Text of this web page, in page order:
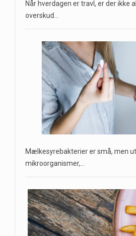
Når hverdagen er travl, er der ikke
overskud…
Mælkesyrebakterier er små, men
mikroorganismer,…